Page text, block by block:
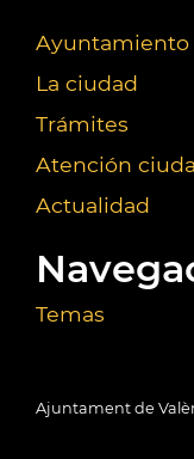
Ayuntamiento
La ciudad
Trámites
Atención
Actualidad
Temas
Ajuntament de